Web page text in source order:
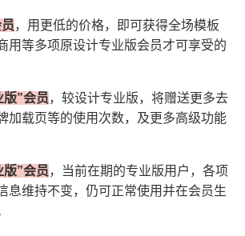
，用更低的价格，即可获得全场模板
用等多项原设计专业版会员才可享受的
版”会员，较设计专业版，将赠送更多去
加载页等的使用次数，及更多高级功能
版”会员，当前在期的专业版用户，各项
息维持不变，仍可正常使用并在会员生